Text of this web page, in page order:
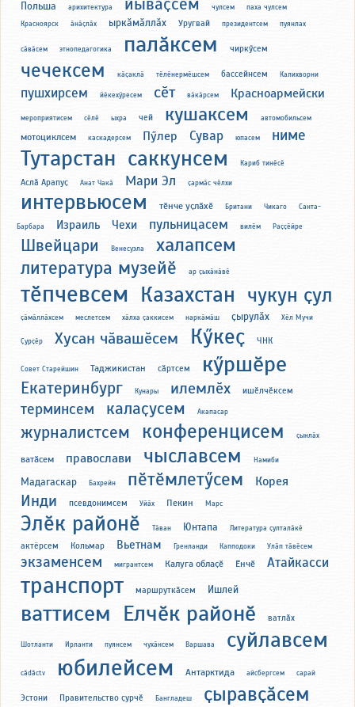
Польша арихитектура чулсем
паха чулсем
Красноярск
ӑнӑҫлӑх ыркӑмӑллӑх Уругвай президентсем пуянлах
cӑвӑсем этнопедагогика палӑксем чиркӳсем
чечексем кӑҫаклӑ тӗлӗнермӗшсем бассейнсем Калихворни
пушхирсем йӗкехӳресем сӗт вӑкӑрсем Красноармейски
мероприятисем сӗлӗ ыхра чей кушаксем автомобильсем
мотоциклсем каскадерсем Пӳлер Сувар юпасем ниме
Тутарстан саккунсем Кариб тинӗсӗ
Аслӑ Арапуҫ Анат Чакӑ Мари Эл ҫармӑс чӗлхи
интервьюсем тӗнче уҫлӑхӗ Британи Чикаго Санта-
Барбара Израиль Чехи пульницасем вилӗм Раҫҫӗйре
Швейцари Венесуэла халапсем
литература музейӗ ар ҫыхӑнӑвӗ
тӗпчевсем Казахстан чукун ҫул
ҫӑмӑллӑхсем меслетсем хӑлха ҫаккисем наркӑмӑш ҫырулӑх Хӗл Мучи
Ҫурҫӗр Хусан чӑвашӗсем Кӳкеҫ ЧНК
Совет Старейшин Таджикистан сӑртсем кӳршӗре
Екатеринбург Кунары илемлӗх ишӗлчӗксем
терминсем калаҫусем Акапасар
журналистсем конференцисем ҫынлӑх
ватӑсем православи чыславсем Намиби
Мадагаскар Бахрейн пӗтӗмлетӳсем Корея
Инди псевдонимсем Уйӑх Пекин Марс
Элӗк районӗ Тӑван Юнтапа Литература ҫулталӑкӗ
актёрсем Кольмар Вьетнам Гренланди Капподоки Улӑп тӑвӗсем
экзаменсем мигрантсем Калуга облаҫӗ Ĕнчӗ Атайкасси
транспорт маршруткӑсем Ишлей
ваттисем Елчӗк районӗ ватлӑх
Шотланти Ирланти пуянсем чухӑнсем Варшава суйлавсем
cădăctv юбилейсем Антарктида айсбергсем сарай
Эстони Правительство ҫурчӗ Бангладеш ҫыравҫӑсем